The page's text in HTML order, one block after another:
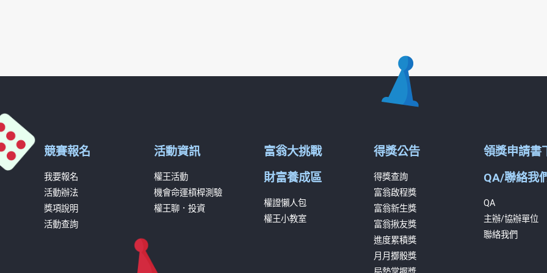
競賽報名
我要報名
活動辦法
獎項說明
活動查詢
活動資訊
權王活動
機會命運槓桿測驗
權王聊．投資
富翁大挑戰
財富養成區
權證懶人包
權王小教室
得獎公告
得獎查詢
富翁啟程獎
富翁新生獎
富翁揪友獎
進度累積獎
月月擲骰獎
領獎申請書
QA/聯絡我
QA
主辦/協辦單位
聯絡我們